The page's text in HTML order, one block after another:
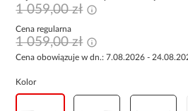
1 059,00 zł
Cena regularna
1 059,00 zł
Cena obowiązuje w dn.: 7.08.2026 -
Kolor